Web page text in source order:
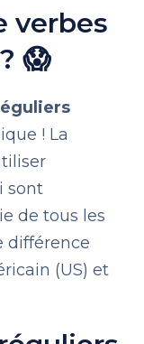
verbes
😱
! La
sont
de tous les
différence
(US) et